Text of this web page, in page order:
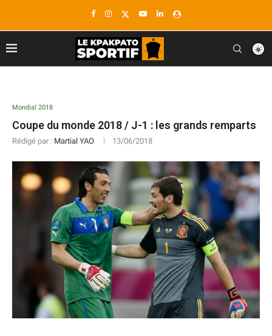
Mondial 2018
Coupe du monde 2018 / J-1 : les grands remparts
Rédigé par : Martial YAO 13/06/2018